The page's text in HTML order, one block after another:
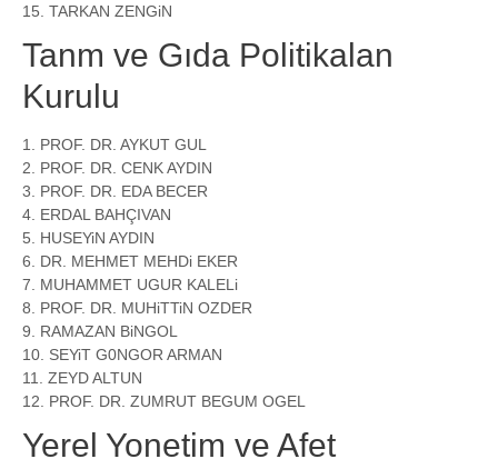
15. TARKAN ZENGiN
Tanm ve Gıda Politikalan
Kurulu
1. PROF. DR. AYKUT GUL
2. PROF. DR. CENK AYDIN
3. PROF. DR. EDA BECER
4. ERDAL BAHÇIVAN
5. HUSEYiN AYDIN
6. DR. MEHMET MEHDi EKER
7. MUHAMMET UGUR KALELi
8. PROF. DR. MUHiTTiN OZDER
9. RAMAZAN BiNGOL
10. SEYiT G0NGOR ARMAN
11. ZEYD ALTUN
12. PROF. DR. ZUMRUT BEGUM OGEL
Yerel Yonetim ve Afet